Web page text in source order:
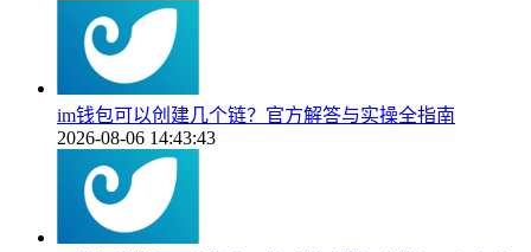
im钱包可以创建几个链？官方解答与实操全指南
2026-08-06 14:43:43